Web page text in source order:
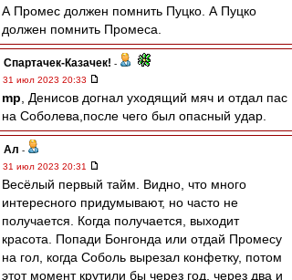
А Промес должен помнить Пуцко. А Пуцко
должен помнить Промеса.
Спартачек-Казачек! -
31 июл 2023 20:33
mp , Денисов догнал уходящий мяч и отдал пас
на Соболева,после чего был опасный удар.
Ал -
31 июл 2023 20:31
Весёлый первый тайм. Видно, что много
интересного придумывают, но часто не
получается. Когда получается, выходит
красота. Попади Бонгонда или отдай Промесу
на гол, когда Соболь вырезал конфетку, потом
этот момент крутили бы через год, через два и